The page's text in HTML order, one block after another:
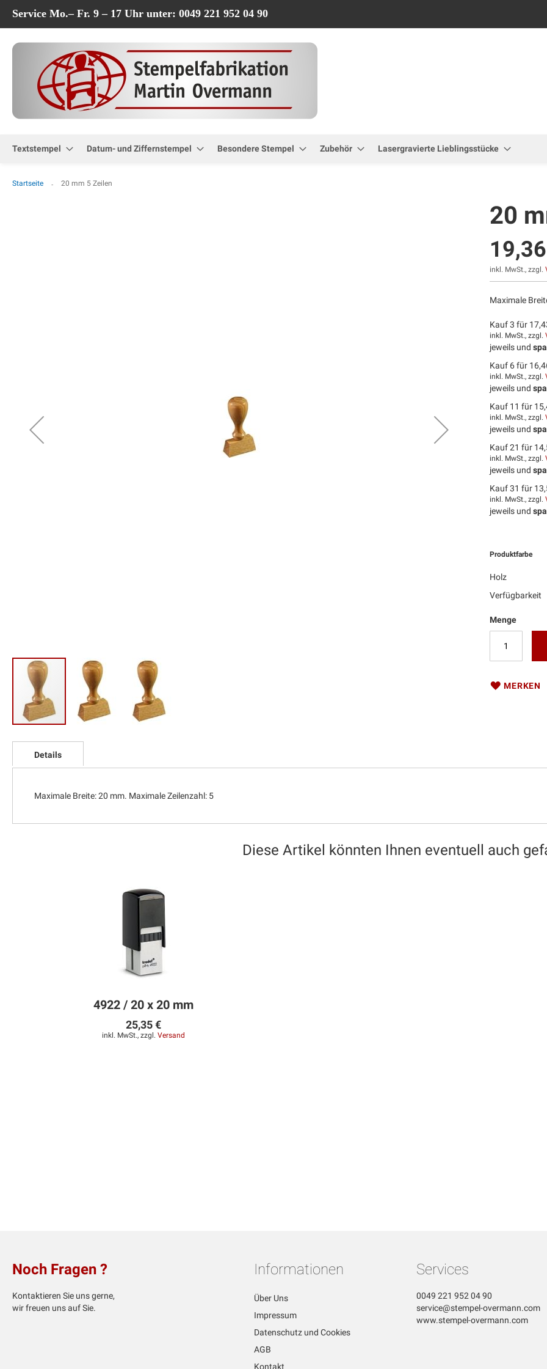
Service Mo.– Fr. 9 – 17 Uhr unter: 0049 221 952 04 90
Textstempel Datum- und Ziffernstempel Besondere Stempel Zubehör Lasergravierte Lieblingsstücke
Startseite 20 mm 5 Zeilen
Anfang
Bildgalerie
20
inkl. MwSt., zzgl.
Maximale
Kauf 3 für
inkl. MwSt., zzgl.
jeweils und
Kauf 6 für
inkl. MwSt., zzgl.
jeweils und
Kauf 11 für
inkl. MwSt., zzgl.
jeweils und
Kauf 21 für
inkl. MwSt., zzgl.
jeweils und
Kauf 31 für
inkl. MwSt., zzgl.
jeweils und
Produktfarbe
Holz
Verfügbarkeit
Menge
MERKEN
Details
Maximale Breite: 20 mm. Maximale Zeilenzahl: 5
Diese Artikel könnten Ihnen eventuell auch
4922 / 20 x 20 mm
25,35 €
inkl. MwSt., zzgl.Versand
Noch Fragen ?
Kontaktieren Sie uns gerne,
wir freuen uns auf Sie.
Informationen
Über Uns
Impressum
Datenschutz und Cookies
AGB
Kontakt
Services
0049 221 952 04 90
service@stempel-overmann.com
www.stempel-overmann.com